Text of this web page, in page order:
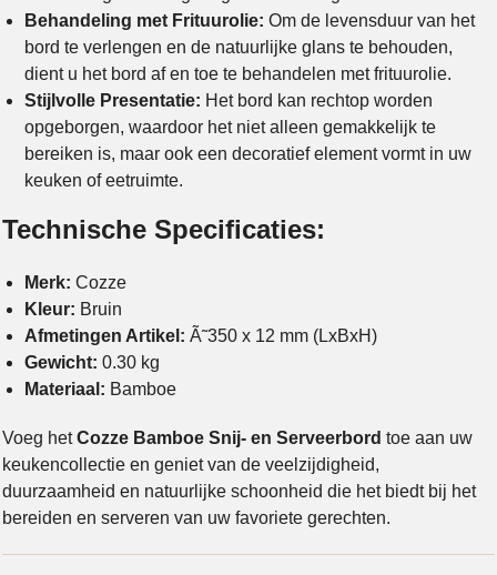
Behandeling met Frituurolie: Om de levensduur van het
bord te verlengen en de natuurlijke glans te behouden,
dient u het bord af en toe te behandelen met frituurolie.
Stijlvolle Presentatie: Het bord kan rechtop worden
opgeborgen, waardoor het niet alleen gemakkelijk te
bereiken is, maar ook een decoratief element vormt in uw
keuken of eetruimte.
Technische Specificaties:
Merk: Cozze
Kleur: Bruin
Afmetingen Artikel: Ã˜350 x 12 mm (LxBxH)
Gewicht: 0.30 kg
Materiaal: Bamboe
Voeg hetCozze Bamboe Snij- en Serveerbord toe aan uw
keukencollectie en geniet van de veelzijdigheid,
duurzaamheid en natuurlijke schoonheid die het biedt bij het
bereiden en serveren van uw favoriete gerechten.